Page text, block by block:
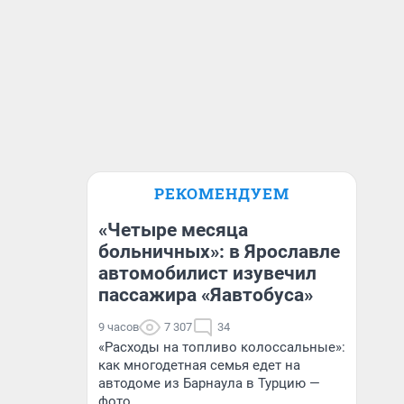
РЕКОМЕНДУЕМ
«Четыре месяца
больничных»: в Ярославле
автомобилист изувечил
пассажира «Яавтобуса»
9 часов 7 307 34
«Расходы на топливо колоссальные»:
как многодетная семья едет на
автодоме из Барнаула в Турцию —